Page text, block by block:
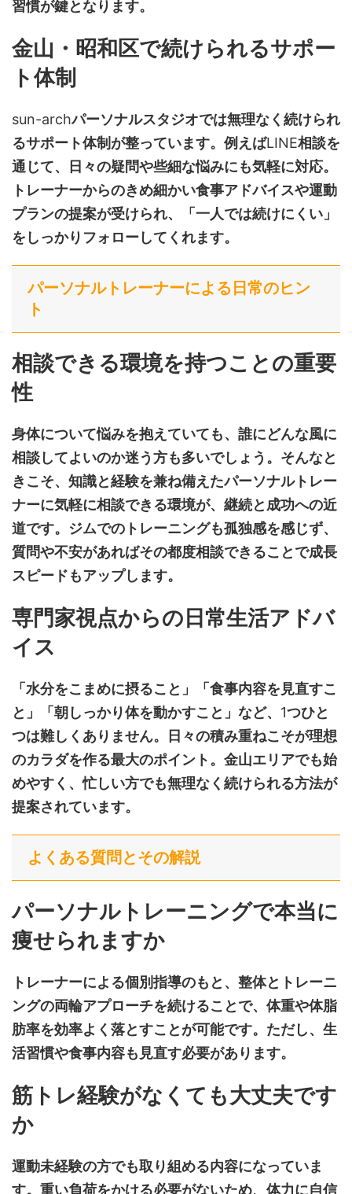
習慣が鍵となります。
金山・昭和区で続けられるサポー
ト体制
sun-archパーソナルスタジオでは無理なく続けられ
るサポート体制が整っています。例えばLINE相談を
通じて、日々の疑問や些細な悩みにも気軽に対応。
トレーナーからのきめ細かい食事アドバイスや運動
プランの提案が受けられ、「一人では続けにくい」
をしっかりフォローしてくれます。
パーソナルトレーナーによる日常のヒン
ト
相談できる環境を持つことの重要
性
身体について悩みを抱えていても、誰にどんな風に
相談してよいのか迷う方も多いでしょう。そんなと
きこそ、知識と経験を兼ね備えたパーソナルトレー
ナーに気軽に相談できる環境が、継続と成功への近
道です。ジムでのトレーニングも孤独感を感じず、
質問や不安があればその都度相談できることで成長
スピードもアップします。
専門家視点からの日常生活アドバ
イス
「水分をこまめに摂ること」「食事内容を見直すこ
と」「朝しっかり体を動かすこと」など、 1つひと
つは難しくありません。日々の積み重ねこそが理想
のカラダを作る最大のポイント。金山エリアでも始
めやすく、忙しい方でも無理なく続けられる方法が
提案されています。
よくある質問とその解説
パーソナルトレーニングで本当に
痩せられますか
トレーナーによる個別指導のもと、整体とトレーニ
ングの両輪アプローチを続けることで、体重や体脂
肪率を効率よく落とすことが可能です。ただし、生
活習慣や食事内容も見直す必要があります。
筋トレ経験がなくても大丈夫です
か
運動未経験の方でも取り組める内容になっていま
す。重い負荷をかける必要がないため、体力に自信